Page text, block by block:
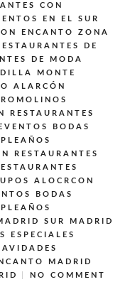
CON
EN EL SUR
ENCANTO ZONA
DE
DE MODA
MONTE
ALARCÓN
RESTAURANTES
BODAS
RESTAURANTES
ALOCRCON
BODAS
SUR MADRID
ESPECIALES
MADRID
NO COMMENT